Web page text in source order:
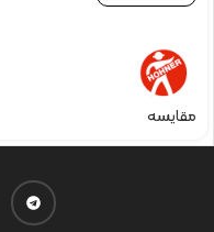
مقایسه